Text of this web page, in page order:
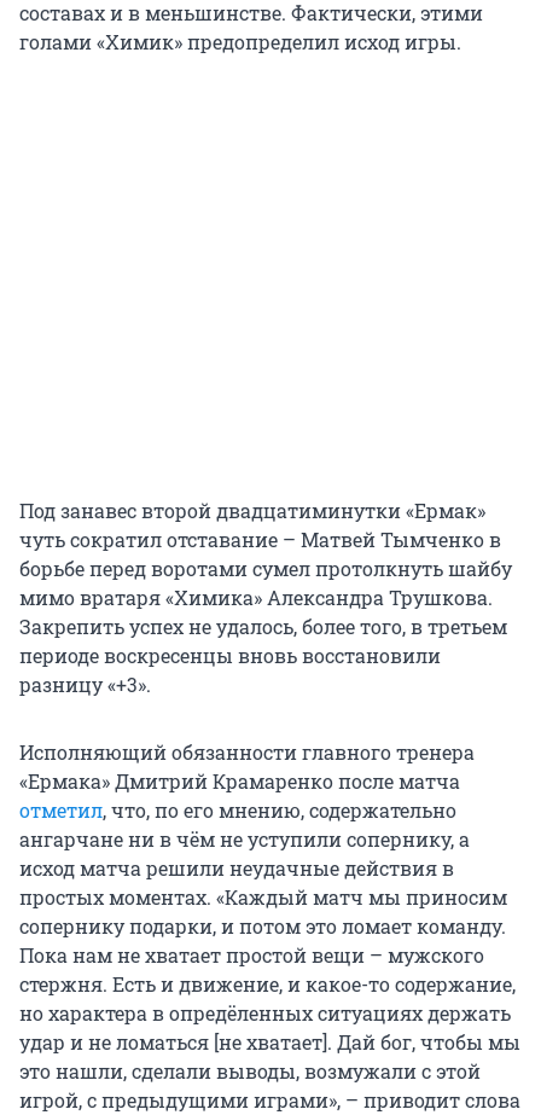
составах и в меньшинстве. Фактически, этими
голами «Химик» предопределил исход игры.
Под занавес второй двадцатиминутки «Ермак»
чуть сократил отставание – Матвей Тымченко в
борьбе перед воротами сумел протолкнуть шайбу
мимо вратаря «Химика» Александра Трушкова.
Закрепить успех не удалось, более того, в третьем
периоде воскресенцы вновь восстановили
разницу «+3».
Исполняющий обязанности главного тренера
«Ермака» Дмитрий Крамаренко после матча
отметил, что, по его мнению, содержательно
ангарчане ни в чём не уступили сопернику, а
исход матча решили неудачные действия в
простых моментах. «Каждый матч мы приносим
сопернику подарки, и потом это ломает команду.
Пока нам не хватает простой вещи – мужского
стержня. Есть и движение, и какое-то содержание,
но характера в опредёленных ситуациях держать
удар и не ломаться [не хватает]. Дай бог, чтобы мы
это нашли, сделали выводы, возмужали с этой
игрой, с предыдущими играми», – приводит слова